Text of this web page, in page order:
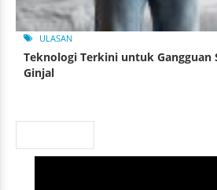
ULASAN
Teknologi Terkini untuk Gangguan
Ginjal
Search form